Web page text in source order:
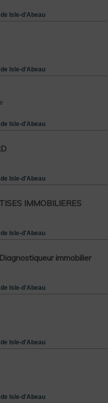
Isle-d'Abeau
Isle-d'Abeau
Isle-d'Abeau
Isle-d'Abeau
IMMOBILIERES
Isle-d'Abeau
immobilier
Isle-d'Abeau
Isle-d'Abeau
Isle-d'Abeau